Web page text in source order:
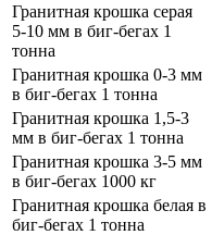
Гранитная крошка серая
5-10 мм в биг-бегах 1
тонна
Гранитная крошка 0-3 мм
в биг-бегах 1 тонна
Гранитная крошка 1,5-3
мм в биг-бегах 1 тонна
Гранитная крошка 3-5 мм
в биг-бегах 1000 кг
Гранитная крошка белая в
биг-бегах 1 тонна